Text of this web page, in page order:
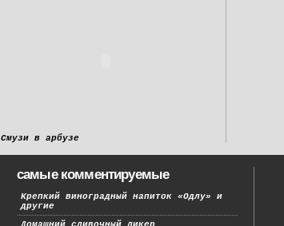
Смузи в арбузе
самые комментируемые
Крепкий виноградный напиток «Одлу» и
другие